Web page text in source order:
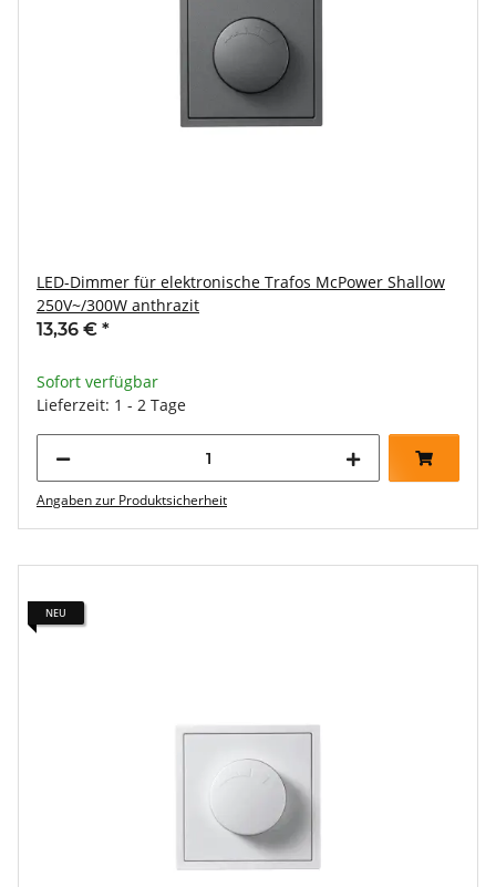
LED-Dimmer für elektronische Trafos McPower Shallow
250V~/300W anthrazit
13,36 € *
Sofort verfügbar
Lieferzeit: 1 - 2 Tage
Angaben zur Produktsicherheit
NEU